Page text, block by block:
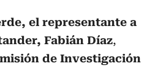
el representante a
Fabián Díaz,
de Investigación